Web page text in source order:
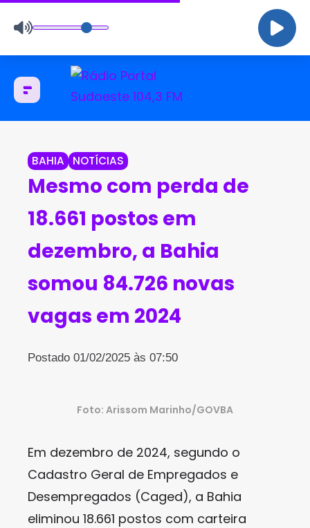
BAHIA NOTÍCIAS
Mesmo com perda de
18.661 postos em
dezembro, a Bahia
somou 84.726 novas
vagas em 2024
Postado 01/02/2025 às 07:50
Foto: Arissom Marinho/GOVBA
Em dezembro de 2024, segundo o
Cadastro Geral de Empregados e
Desempregados (Caged), a Bahia
eliminou 18.661 postos com carteira